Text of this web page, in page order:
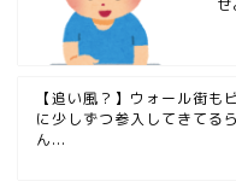
【追い風？】ウォール街も
に少しずつ参入してきてる
ん...